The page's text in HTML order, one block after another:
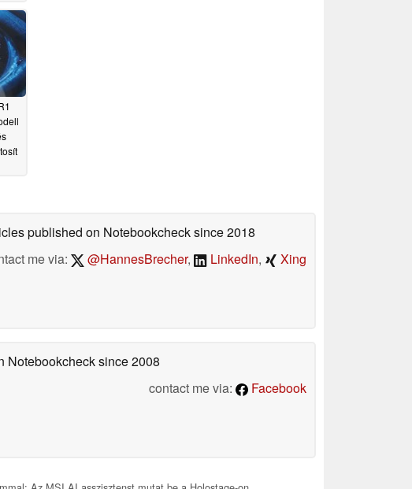
published on Notebookchecksince 2018
me via:
@HannesBrecher, LinkedIn, Xing
Notebookchecksince 2008
contact me via:
Facebook